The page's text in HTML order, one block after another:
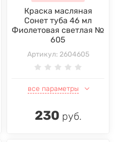
Краска масляная
Сонет туба 46 мл
Фиолетовая светлая №
605
Артикул: 2604605
все параметры
230 руб.